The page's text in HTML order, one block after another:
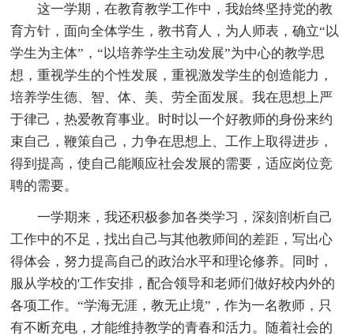
这一学期，在教育教学工作中，我始终坚持党的教
育方针，面向全体学生，教书育人，为人师表，确立“以
学生为主体”，“以培养学生主动发展”为中心的教学思
想，重视学生的个性发展，重视激发学生的创造能力，
培养学生德、智、体、美、劳全面发展。我在思想上严
于律己，热爱教育事业。时时以一个好教师的身份来约
束自己，鞭策自己，力争在思想上、工作上取得进步，
得到提高，使自己能顺应社会发展的需要，适应岗位竞
聘的需要。
一学期来，我还积极参加各类学习，深刻剖析自己
工作中的不足，找出自己与其他教师间的差距，写出心
得体会，努力提高自己的政治水平和理论修养。同时，
服从学校的'工作安排，配合领导和老师们做好校内外的
各项工作。“学海无涯，教无止境”，作为一名教师，只
有不断充电，才能维持教学的青春和活力。随着社会的